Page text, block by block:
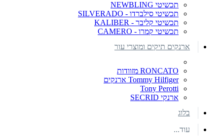
תכשיטי NEWBLING
תכשיטי סילברדו - SILVERADO
תכשיטי קליבר - KALIBER
תכשיטי קמרו - CAMERO
ארנקים תיקים ומוצרי עור
RONCATO מזוודות
Tommy Hilfiger ארנקים
Tony Perotti
ארנקי SECRID
בלוג
עוד...